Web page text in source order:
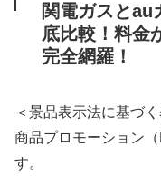
関電ガスとau
底比較！料金
完全網羅！
＜景品表示法に基づ
商品プロモーション
す。